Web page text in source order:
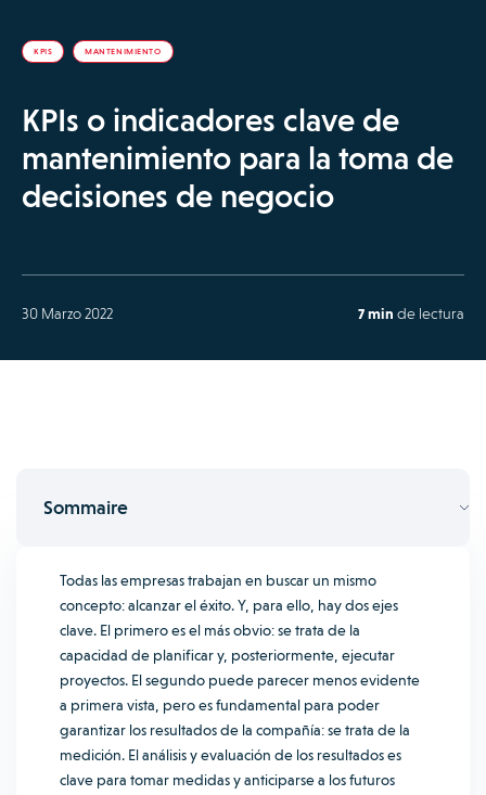
KPIS MANTENIMIENTO
KPIs o indicadores clave de
mantenimiento para la toma de
decisiones de negocio
30 Marzo 2022 7 min de lectura
Sommaire
Todas las empresas trabajan en buscar un mismo
concepto: alcanzar el éxito. Y, para ello, hay dos ejes
clave. El primero es el más obvio: se trata de la
capacidad de planificar y, posteriormente, ejecutar
proyectos. El segundo puede parecer menos evidente
a primera vista, pero es fundamental para poder
garantizar los resultados de la compañía: se trata de la
medición. El análisis y evaluación de los resultados es
clave para tomar medidas y anticiparse a los futuros